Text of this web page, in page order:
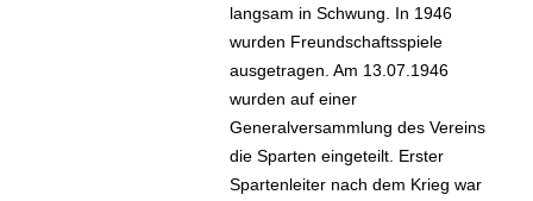
langsam in Schwung. In 1946
wurden Freundschaftsspiele
ausgetragen. Am 13.07.1946
wurden auf einer
Generalversammlung des Vereins
die Sparten eingeteilt. Erster
Spartenleiter nach dem Krieg war